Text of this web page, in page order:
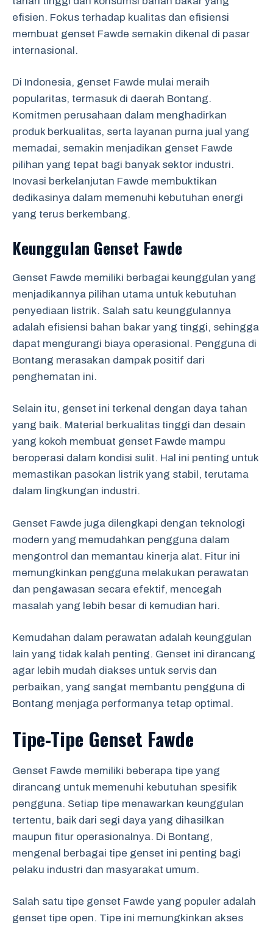
efisien. Fokus terhadap kualitas dan efisiensi
membuat genset Fawde semakin dikenal di pasar
internasional.
Di Indonesia, genset Fawde mulai meraih
popularitas, termasuk di daerah Bontang.
Komitmen perusahaan dalam menghadirkan
produk berkualitas, serta layanan purna jual yang
memadai, semakin menjadikan genset Fawde
pilihan yang tepat bagi banyak sektor industri.
Inovasi berkelanjutan Fawde membuktikan
dedikasinya dalam memenuhi kebutuhan energi
yang terus berkembang.
Keunggulan Genset Fawde
Genset Fawde memiliki berbagai keunggulan yang
menjadikannya pilihan utama untuk kebutuhan
penyediaan listrik. Salah satu keunggulannya
adalah efisiensi bahan bakar yang tinggi, sehingga
dapat mengurangi biaya operasional. Pengguna di
Bontang merasakan dampak positif dari
penghematan ini.
Selain itu, genset ini terkenal dengan daya tahan
yang baik. Material berkualitas tinggi dan desain
yang kokoh membuat genset Fawde mampu
beroperasi dalam kondisi sulit. Hal ini penting untuk
memastikan pasokan listrik yang stabil, terutama
dalam lingkungan industri.
Genset Fawde juga dilengkapi dengan teknologi
modern yang memudahkan pengguna dalam
mengontrol dan memantau kinerja alat. Fitur ini
memungkinkan pengguna melakukan perawatan
dan pengawasan secara efektif, mencegah
masalah yang lebih besar di kemudian hari.
Kemudahan dalam perawatan adalah keunggulan
lain yang tidak kalah penting. Genset ini dirancang
agar lebih mudah diakses untuk servis dan
perbaikan, yang sangat membantu pengguna di
Bontang menjaga performanya tetap optimal.
Tipe-Tipe Genset Fawde
Genset Fawde memiliki beberapa tipe yang
dirancang untuk memenuhi kebutuhan spesifik
pengguna. Setiap tipe menawarkan keunggulan
tertentu, baik dari segi daya yang dihasilkan
maupun fitur operasionalnya. Di Bontang,
mengenal berbagai tipe genset ini penting bagi
pelaku industri dan masyarakat umum.
Salah satu tipe genset Fawde yang populer adalah
genset tipe open. Tipe ini memungkinkan akses